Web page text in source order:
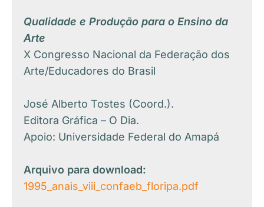
Qualidade e Produção para o Ensino da
Arte
X Congresso Nacional da Federação dos
Arte/Educadores do Brasil
José Alberto Tostes (Coord.).
​Editora Gráfica – O Dia.
Apoio: Universidade Federal do Amapá
Arquivo para download:
1995_anais_viii_confaeb_floripa.pdf